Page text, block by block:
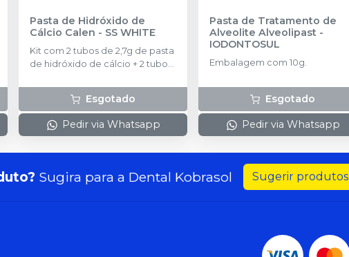
Pasta de Hidróxido de
Cálcio Calen - SS WHITE
Kit com 2 tubos de 2,7g de pasta
de hidróxido de cálcio + 2 tubos
Esgotado
Pedir via Whatsapp
Pasta de Tratamento de
Alveolite Alveolipast -
IODONTOSUL
Embalagem com 10g.
Esgotado
Pedir via Whatsapp
Sugira para a Dental Kobrasol Sugerir produtos